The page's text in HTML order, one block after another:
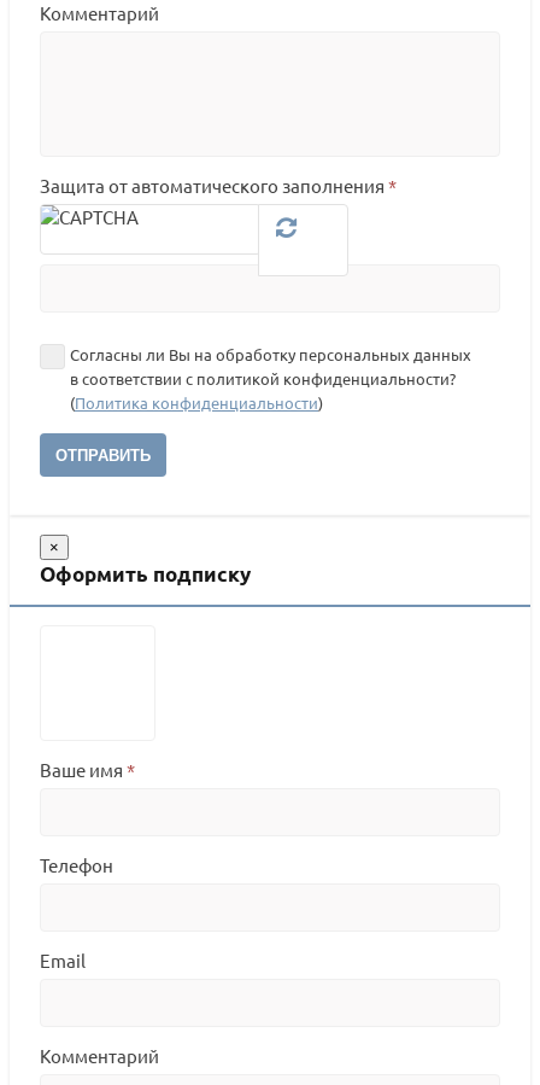
Комментарий
Защита от автоматического заполнения *
Согласны ли Вы на обработку персональных данных
в соответствии с политикой конфиденциальности?
(Политика конфиденциальности)
ОТПРАВИТЬ
×
Оформить подписку
Ваше имя *
Телефон
Email
Комментарий